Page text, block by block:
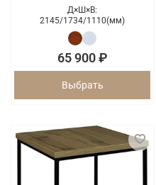
Д×Ш×В:
2145/1734/1110(мм)
65 900 ₽
Выбрать